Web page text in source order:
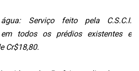
Serviço feito pela C.S.C.I.
todos os prédios existentes e
Cr$18,80.